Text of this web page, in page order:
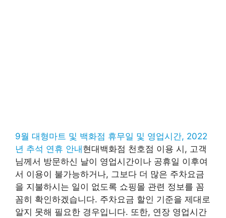
9월 대형마트 및 백화점 휴무일 및 영업시간, 2022
년 추석 연휴 안내현대백화점 천호점 이용 시, 고객
님께서 방문하신 날이 영업시간이나 공휴일 이후여
서 이용이 불가능하거나, 그보다 더 많은 주차요금
을 지불하시는 일이 없도록 쇼핑몰 관련 정보를 꼼
꼼히 확인하겠습니다. 주차요금 할인 기준을 제대로
알지 못해 필요한 경우입니다. 또한, 연장 영업시간